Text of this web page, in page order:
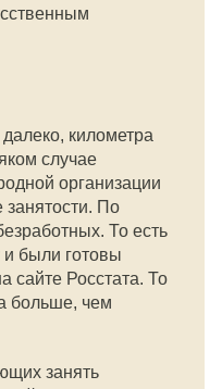
километра
случае
организации
По
То есть
и были готовы
сайте Росстата. То
больше, чем
занять